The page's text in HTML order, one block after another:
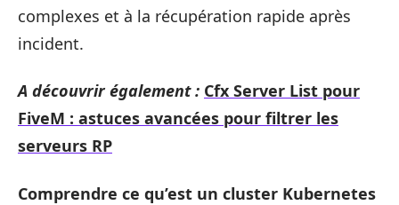
complexes et à la récupération rapide après
incident.
A découvrir également : Cfx Server List pour
FiveM : astuces avancées pour filtrer les
serveurs RP
Comprendre ce qu’est un cluster Kubernetes